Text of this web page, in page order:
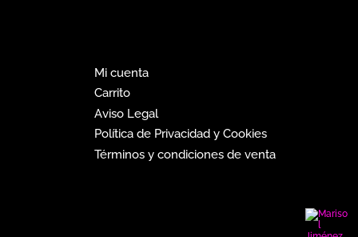
Mi cuenta
Carrito
Aviso Legal
Política de Privacidad y Cookies
Términos y condiciones de venta